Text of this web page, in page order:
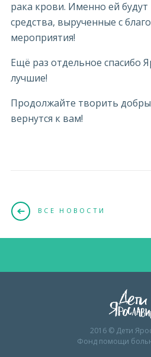
рака крови. Именно ей
средства, вырученные с
мероприятия!
Ещё раз отдельное спасибо
лучшие!
Продолжайте творить
вернутся к вам!
ВСЕ НОВОСТИ
2016 © Дети
Фонд помощи